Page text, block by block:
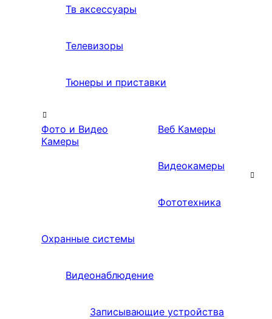
Тв аксессуары
Телевизоры
Тюнеры и приставки
Фото и Видео
Камеры
Веб Камеры
Видеокамеры
Фототехника
Охранные системы
Видеонаблюдение
Записывающие устройства